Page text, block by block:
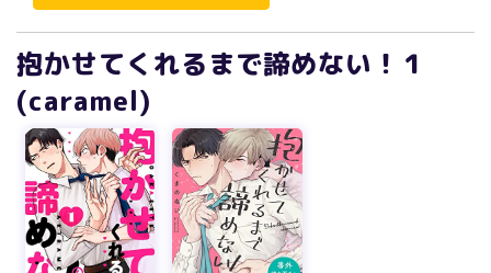
抱かせてくれるまで諦めない！１
(caramel)